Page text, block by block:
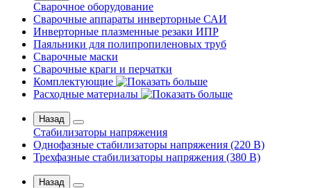
Сварочное оборудование
Сварочные аппараты инверторные САИ
Инверторные плазменные резаки ИПР
Паяльники для полипропиленовых труб
Сварочные маски
Сварочные краги и перчатки
Комплектующие
Расходные материалы
Назад
Стабилизаторы напряжения
Однофазные стабилизаторы напряжения (220 В)
Трехфазные стабилизаторы напряжения (380 В)
Назад